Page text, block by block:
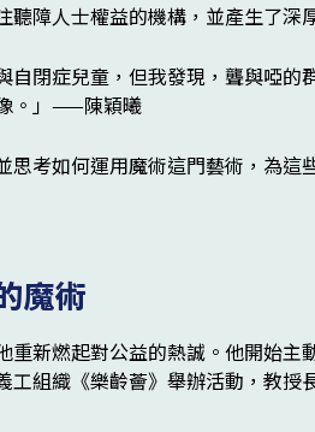
障人士權益的機構，並產生了深
自閉症兒童，但我發現，聾與啞的
。」——陳穎曦
考如何運用魔術這門藝術，為這
魔術
新燃起對公益的熱誠。他開始主
組織《樂齡薈》舉辦活動，教授